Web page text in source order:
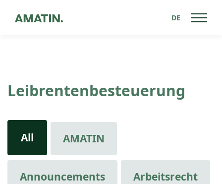
DE
Leibrentenbesteuerung
All AMATIN
Announcements Arbeitsrecht